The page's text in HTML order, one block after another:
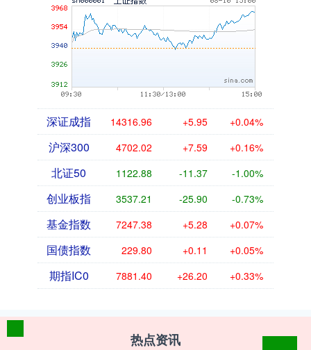
深证成指 14316.96 +5.95 +0.04%
沪深300 4702.02 +7.59 +0.16%
北证50 1122.88 -11.37 -1.00%
创业板指 3537.21 -25.90 -0.73%
基金指数 7247.38 +5.28 +0.07%
国债指数 229.80 +0.11 +0.05%
期指IC0 7881.40 +26.20 +0.33%
热点资讯